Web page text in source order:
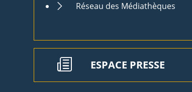
Réseau des Médiathèques
ESPACE PRESSE